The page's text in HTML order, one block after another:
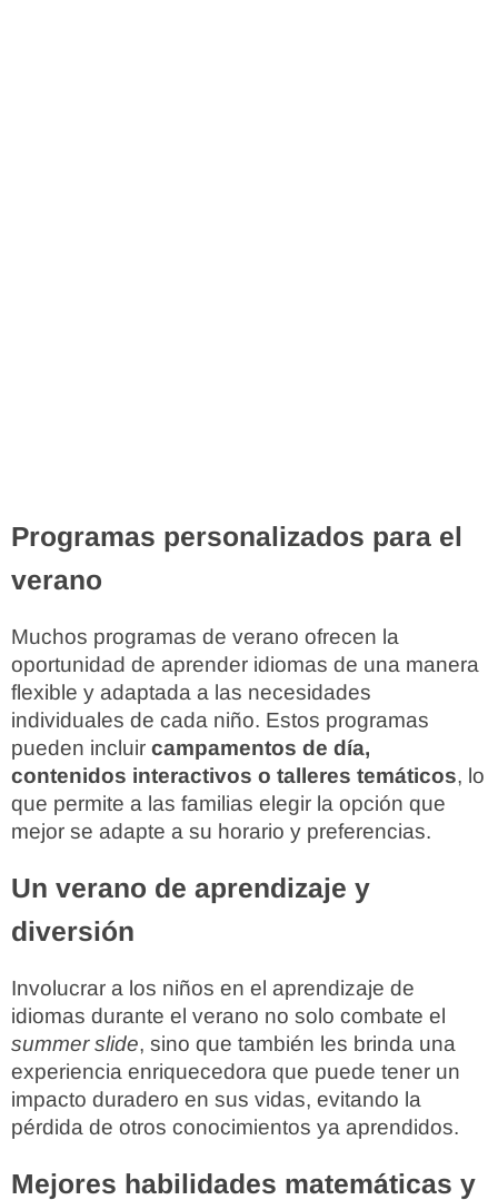
Programas personalizados para el
verano
Muchos programas de verano ofrecen la
oportunidad de aprender idiomas de una manera
flexible y adaptada a las necesidades
individuales de cada niño. Estos programas
pueden incluir campamentos de día,
contenidos interactivos o talleres temáticos, lo
que permite a las familias elegir la opción que
mejor se adapte a su horario y preferencias.
Un verano de aprendizaje y
diversión
Involucrar a los niños en el aprendizaje de
idiomas durante el verano no solo combate el
summer slide, sino que también les brinda una
experiencia enriquecedora que puede tener un
impacto duradero en sus vidas, evitando la
pérdida de otros conocimientos ya aprendidos.
Mejores habilidades matemáticas y